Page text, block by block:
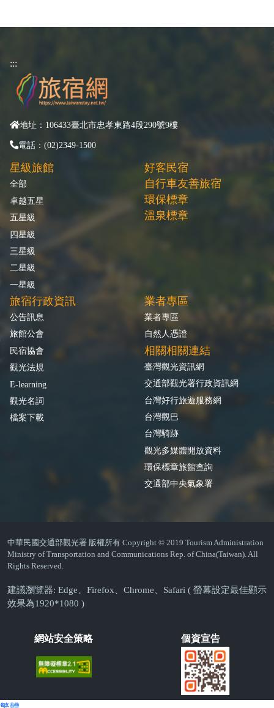
:::
地址：106433臺北市忠孝東路4段290號9樓
電話：(02)2349-1500
星級旅館
全部
卓越五星
五星級
四星級
三星級
二星級
一星級
好客民宿
自行車友善旅宿
環保標章
溫泉標章
旅宿行政資訊
公告訊息
旅館公會
民宿協會
觀光法規
E-learning
觀光名詞
檔案下載
業者專區
業者專區
自然人憑證
相關相關連結
臺灣觀光資訊網
交通部觀光署行政資訊網
台灣好行旅遊服務網
台灣觀巴
台灣騎跡
觀光多媒體開放資料
環保標章旅館查詢
交通部中央氣象署
中華民國交通部觀光署 版權所有 Copyright © 2019 Tourism Administration
Ministry of Transportation and Communications Rep. of China(Taiwan). All
Rights Reserved.
建議瀏覽器: Edge、Firefox、Chrome、Safari ( 螢幕設定最佳顯示
效果為1920*1080 )
網站安全策略 個資宣告